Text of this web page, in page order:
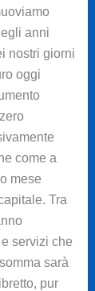
anni
nostri giorni
oggi
come a
mese
Tra
servizi che
sarà
pur